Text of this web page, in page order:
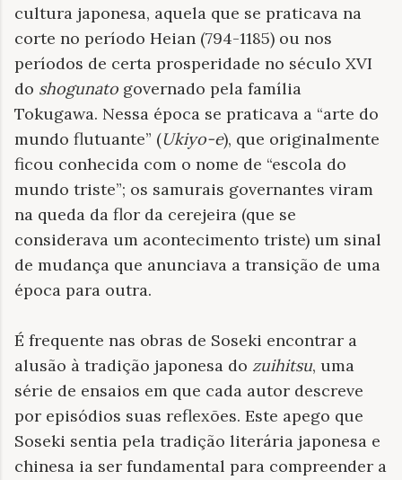
cultura japonesa, aquela que se praticava na
corte no período Heian (794-1185) ou nos
períodos de certa prosperidade no século XVI
do shogunato governado pela família
Tokugawa. Nessa época se praticava a “arte do
mundo flutuante” (Ukiyo-e), que originalmente
ficou conhecida com o nome de “escola do
mundo triste”; os samurais governantes viram
na queda da flor da cerejeira (que se
considerava um acontecimento triste) um sinal
de mudança que anunciava a transição de uma
época para outra.
É frequente nas obras de Soseki encontrar a
alusão à tradição japonesa do zuihitsu, uma
série de ensaios em que cada autor descreve
por episódios suas reflexões. Este apego que
Soseki sentia pela tradição literária japonesa e
chinesa ia ser fundamental para compreender a